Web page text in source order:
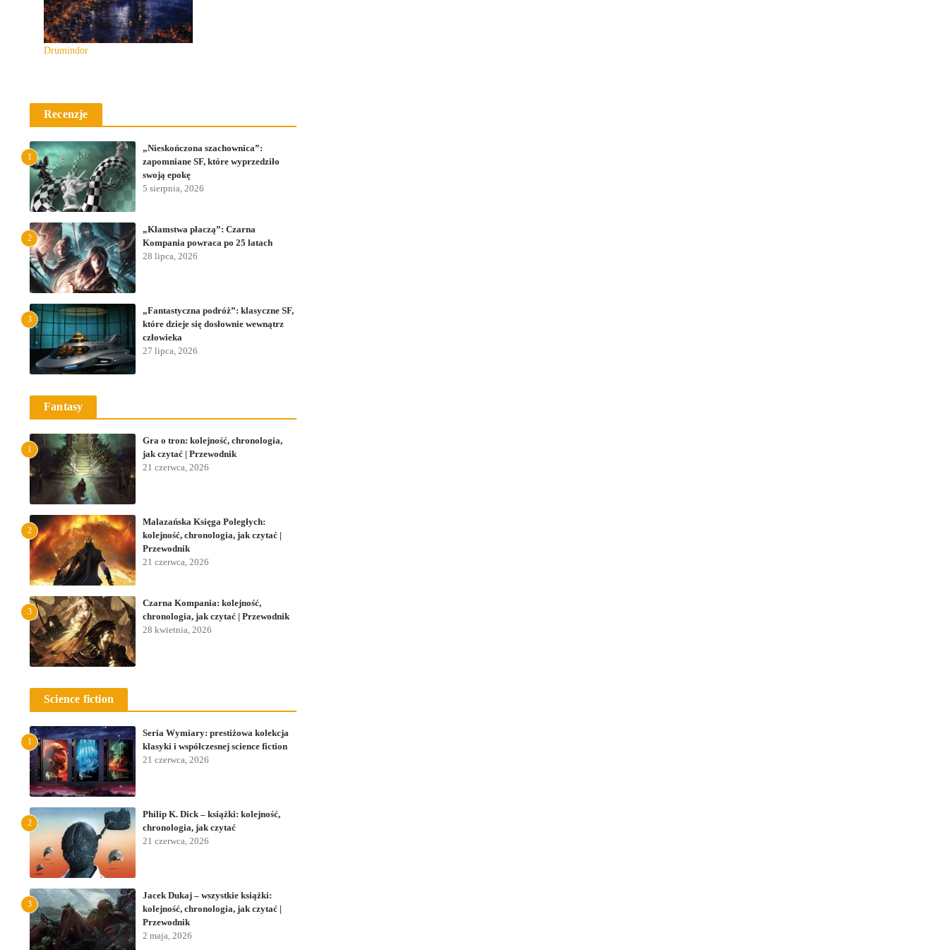
Drumindor
Recenzje
1
„Nieskończona szachownica”:
zapomniane SF, które wyprzedziło
swoją epokę
5 sierpnia, 2026
2
„Kłamstwa płaczą”: Czarna
Kompania powraca po 25 latach
28 lipca, 2026
3
„Fantastyczna podróż”: klasyczne SF,
które dzieje się dosłownie wewnątrz
człowieka
27 lipca, 2026
Fantasy
1
Gra o tron: kolejność, chronologia,
jak czytać | Przewodnik
21 czerwca, 2026
2
Malazańska Księga Poległych:
kolejność, chronologia, jak czytać |
Przewodnik
21 czerwca, 2026
3
Czarna Kompania: kolejność,
chronologia, jak czytać | Przewodnik
28 kwietnia, 2026
Science fiction
1
Seria Wymiary: prestiżowa kolekcja
klasyki i współczesnej science fiction
21 czerwca, 2026
2
Philip K. Dick – książki: kolejność,
chronologia, jak czytać
21 czerwca, 2026
3
Jacek Dukaj – wszystkie książki:
kolejność, chronologia, jak czytać |
Przewodnik
2 maja, 2026